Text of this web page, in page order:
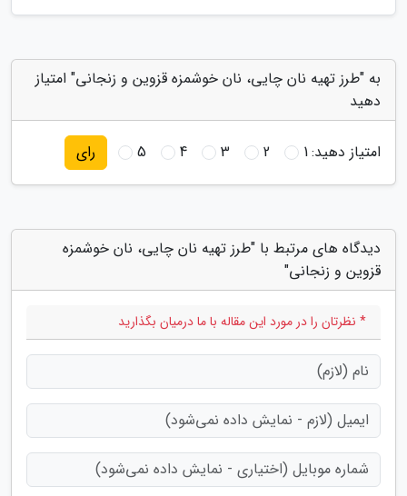
به "طرز تهیه نان چایی، نان خوشمزه قزوین و زنجانی" امتیاز
دهید
امتیاز دهید:1
2
3
4
5 رای
دیدگاه های مرتبط با "طرز تهیه نان چایی، نان خوشمزه
قزوین و زنجانی"
* نظرتان را در مورد این مقاله با ما درمیان بگذارید